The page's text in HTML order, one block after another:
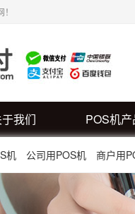
我们 POS机产
机 公司用POS机 商户用